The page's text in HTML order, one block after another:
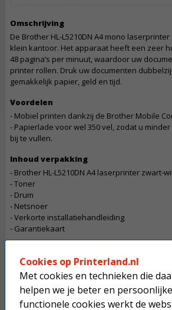
Omschrijving
De Brother HL-L5210DN A4 mono
klein kantoor. Het apparaat heeft een zeer
48 pagina’s per minuut, waardoor uw
printer rollen. Druk uw documenten
gemakkelijk papier, geld en tijd.
Voordelen
- Mobiel printen dankzij de Brother Mobile
- Papierlade voor wel 350 vel, zodat u
bij te vullen.
Inhoud verpakking
- Brother HL-L5210DN A4 laserprinter zwart-
- Toner
- Drum
- Netsnoer
- Verkorte installatiehandleiding
- Garantiekaart
De betaling van een bestelling die dit
Dit product mag maximaal 1 keer besteld
Op werkdagen voor 22:30 uur besteld,
Cookies op Printerland.nl
Met cookies en technieken die
helpen we je beter en
functionele cookies werkt de